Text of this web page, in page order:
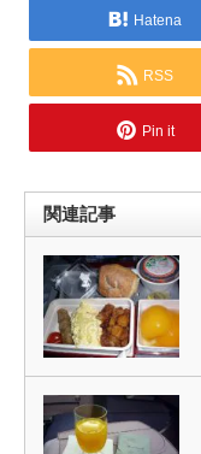
Hatena
RSS
Pin it
関連記事